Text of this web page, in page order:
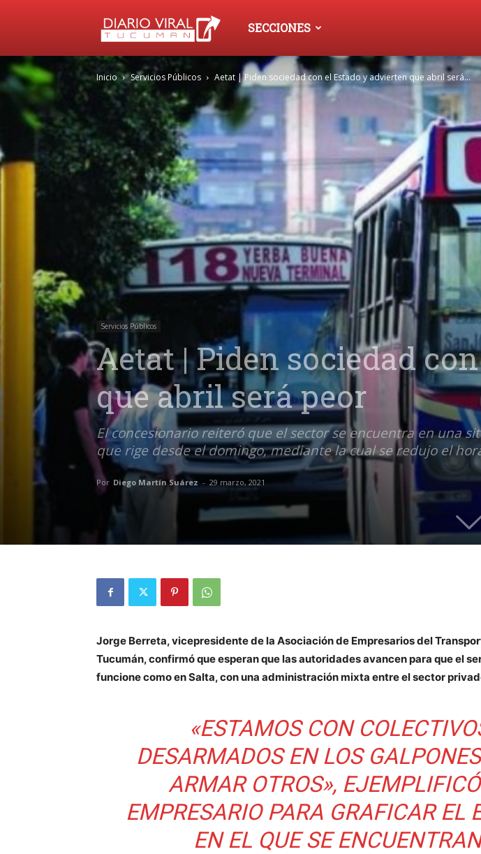
Diario
Viral
Tucumán
SECCIONES
Inicio Servicios Públicos Aetat | Piden sociedad con el Estado y advierten que abril será...
Servicios Públicos
Aetat | Piden sociedad
que abril será peor
El concesionario reiteró que el sector se encuentra en una
que rige desde el domingo, mediante la cual se redujo el
Por Diego Martín Suárez - 29 marzo, 2021
Jorge Berreta, vicepresidente de la Asociación de Empresarios del
Tucumán, confirmó que esperan que las autoridades avancen para que el
funcione como en Salta, con una administración mixta entre el sector
«ESTAMOS CON
DESARMADOS EN LOS
ARMAR OTROS»,
EMPRESARIO PARA GRAFICAR EL
EN EL QUE SE